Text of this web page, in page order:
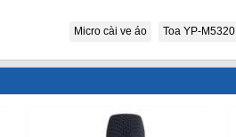
Micro cài ve áo Toa YP-M5320